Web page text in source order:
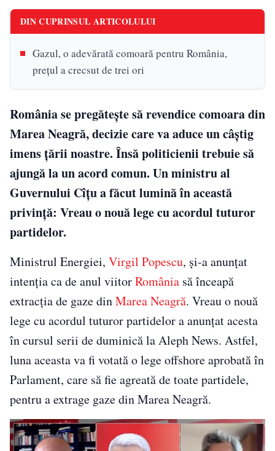
DIN CUPRINSUL ARTICOLULUI
Gazul, o adevărată comoară pentru România,
prețul a crecsut de trei ori
România se pregătește să revendice comoara din
Marea Neagră, decizie care va aduce un câștig
imens țării noastre. Însă politicienii trebuie să
ajungă la un acord comun. Un ministru al
Guvernului Cîțu a făcut lumină în această
privință: Vreau o nouă lege cu acordul tuturor
partidelor.
Ministrul Energiei, Virgil Popescu, și-a anunțat
intenția ca de anul viitorRomânia să înceapă
extracția de gaze dinMarea Neagră. Vreau o nouă
lege cu acordul tuturor partidelor a anunțat acesta
în cursul serii de duminică la Aleph News. Astfel,
luna aceasta va fi votată o lege offshore aprobată în
Parlament, care să fie agreată de toate partidele,
pentru a extrage gaze din Marea Neagră.